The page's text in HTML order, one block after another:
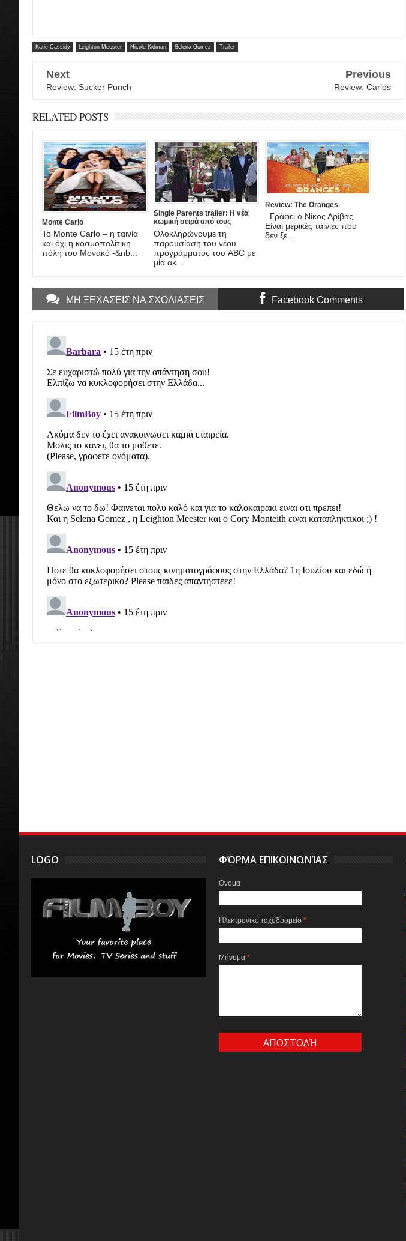
Katie Cassidy Leighton Meester Nicole Kidman Selena Gomez Trailer
Next
Review: Sucker Punch
Previous
Review: Carlos
RELATED POSTS
Monte Carlo
Το Monte Carlo – η ταινία
και όχι η κοσμοπολίτικη
πόλη του Μονακό -&nb...
Single Parents trailer: Η νέα
κωμική σειρά από τους
δημιουργούς του New Girl
Ολοκληρώνουμε τη
παρουσίαση του νέου
προγράμματος του ABC με
μία ακ...
Review: The Oranges
Γράφει ο Νίκος Δρίβας.
Eίναι μερικές ταινίες που
δεν ξε...
ΜΗ ΞΕΧΑΣΕΙΣ ΝΑ ΣΧΟΛΙΑΣΕΙΣ Facebook Comments
LOGO ΦΌΡΜΑ ΕΠΙΚΟΙΝΩΝΊΑΣ
Όνομα
Ηλεκτρονικό ταχυδρομείο*
Μήνυμα*